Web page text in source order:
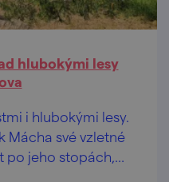
hlubokými lesy
i hlubokými lesy.
Mácha své vzletné
po jeho stopách,